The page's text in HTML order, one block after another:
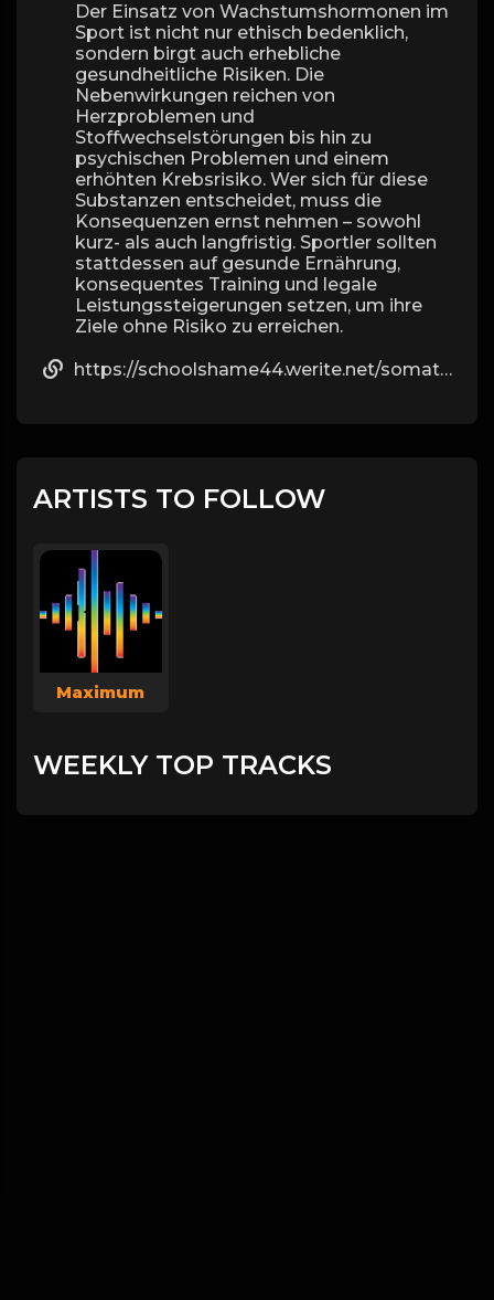
Der Einsatz von Wachstumshormonen im
Sport ist nicht nur ethisch bedenklich,
sondern birgt auch erhebliche
gesundheitliche Risiken. Die
Nebenwirkungen reichen von
Herzproblemen und
Stoffwechselstörungen bis hin zu
psychischen Problemen und einem
erhöhten Krebsrisiko. Wer sich für diese
Substanzen entscheidet, muss die
Konsequenzen ernst nehmen – sowohl
kurz- als auch langfristig. Sportler sollten
stattdessen auf gesunde Ernährung,
konsequentes Training und legale
Leistungssteigerungen setzen, um ihre
Ziele ohne Risiko zu erreichen.
https://schoolshame44.werite.net/somatropin
ARTISTS TO FOLLOW
Maximum
WEEKLY TOP TRACKS